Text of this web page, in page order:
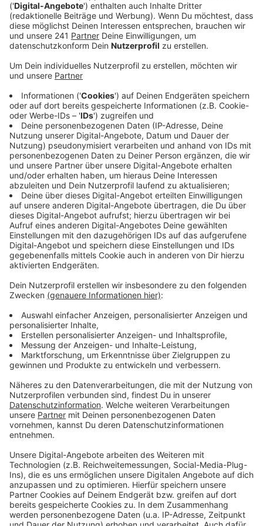
Veröffentlicht:Donnerstag, 19.01.2023 22:03
Anzeige
schnell unter Kontrolle, so die Feuerwehr. Aufgrund
des Einsatzes gab es zwischenzeitlich
Verkehrsbehinderungen auf dem Willy-Brandt-Ring. Die
Feuerwehr war mit 57 Einsatzkräften und 15
Fahrzeugen vor Ort. Die Leverkusener Feuerwehr war
mit einem größeren Aufgebot vor Ort, weil anfangs
nicht klar war, ob sich noch Personen in der Wohnung
aufhalten. Die konnten die Wohnung aber vorher
eigenständig verlassen, so ein Sprecher auf unsere
Nachfrage. Außerdem war die EVL im Einsatz. Verletzt
wurde niemand.
Anzeige
Weitere Meldungen aus Leverkusen
Anzeige
Rudi Völler wird neuer Direktor der
Nationalmannschaft
Mehr Leihräder für Leverkusen
Hitdorf: LKW-Fahrer durch eigenen LKW eingeklemmt
Anzeige